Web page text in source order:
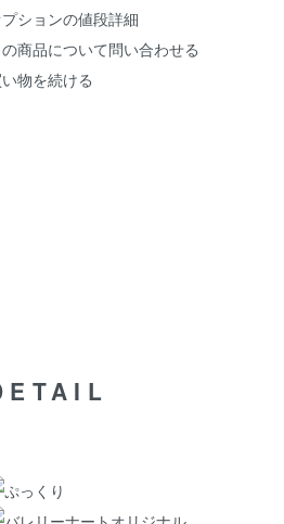
ションの値段詳細
商品について問い合わせる
物を続ける